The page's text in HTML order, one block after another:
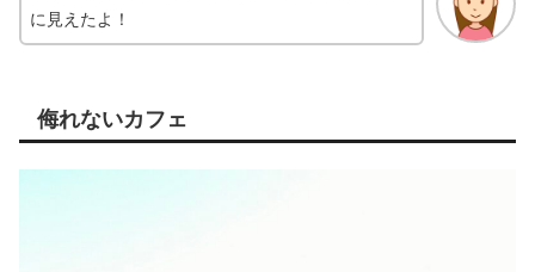
に見えたよ！
侮れないカフェ